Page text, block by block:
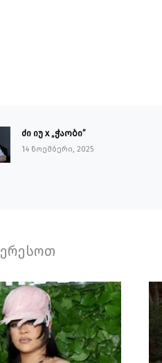
ძი იუ x „ჭაობი”
14 ნოემბერი, 2025